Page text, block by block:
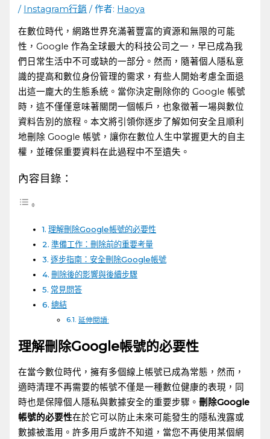
/ Instagram行銷 / 作者: Haoya
在數位時代，網路世界充滿著豐富的資源和無限的可能
性，Google ⁣作為全球最大的科技公司之一，早已成為我
們日常生活中不可或缺的一部分。然而，隨著個人隱私意
識的提高和數位身份管理的需求，有些人開始考慮全面退
出這一龐大的生態系統。當你決定刪除你的 Google 帳號
時，這不僅僅意味著關閉一個帳戶，也象徵著一場與數位
資料告別的旅程。本文將引領你逐步了解如何安全且順利
地刪除 Google ⁣帳號，讓你在數位人生中掌握更大的自主
權，並確保重要資料在此過程中不至遺失。
內容目錄：
理解刪除Google帳號的必要性
準備工作：刪除前的重要考量
逐步指南：安全刪除Google帳號
刪除後的影響與後續步驟
常見問答
總結
延伸閱讀:
理解刪除Google帳號的必要性
在當今數位時代，擁有多個線上帳號已成為常態，然而，
適時清理不再需要的帳號不僅是一種數位健康的表現，同
時也是保障個人隱私與數據安全的重要步驟。刪除Google
帳號的必要性在於它可以防止未來可能發生的隱私洩露或
數據被濫用。許多用戶或許不知道，當您不再使用某個網